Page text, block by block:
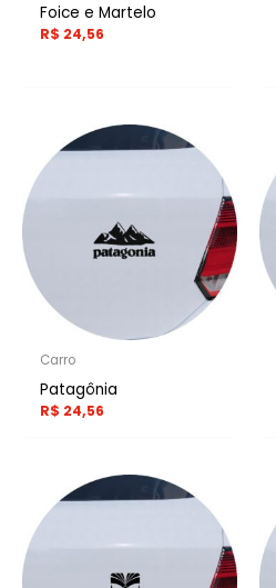
Foice e Martelo
R$ 24,56
Carro
Patagônia
R$ 24,56